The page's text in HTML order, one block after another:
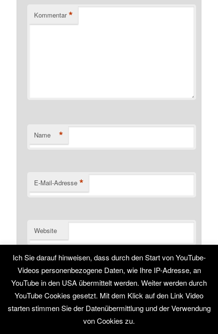
Kommentar *
Name *
E-Mail-Adresse *
Website
Name, E-Mail-Adresse und Website in diesem Browser
für meinen nächsten Kommentar speichern.
Ich Sie darauf hinweisen, dass durch den Start von YouTube-
Videos personenbezogene Daten, wie Ihre IP-Adresse, an
YouTube in den USA übermittelt werden. Weiter werden durch
YouTube Cookies gesetzt. Mit dem Klick auf den Link Video
starten stimmen Sie der Datenübermittlung und der Verwendung
von Cookies zu.